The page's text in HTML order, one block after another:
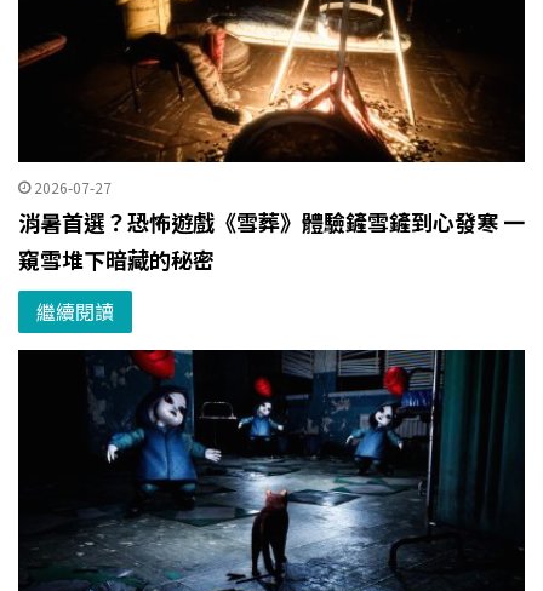
2026-07-27
消暑首選？恐怖遊戲《雪葬》體驗鏟雪鏟到心發寒 一
窺雪堆下暗藏的秘密
繼續閱讀